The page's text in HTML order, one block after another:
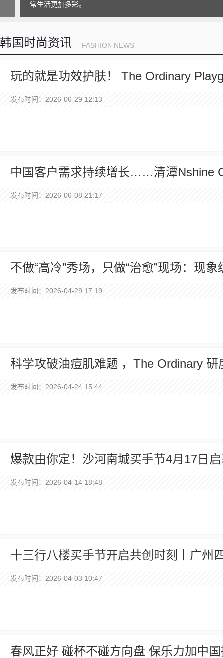
常生活更加多彩。
韩国时尚资讯 FASHION NEWS
玩的就是功效护肤！ The Ordinary
发布时间：2026-06-29 12:13
中国客户需求持续增长……清潭Nshine
发布时间：2026-06-08 21:17
不做“高冷”秀场，只做“治愈”现场：现
发布时间：2026-04-29 17:19
科学攻破油痘肌难题 ，The Ordinary
发布时间：2026-04-24 15:44
爆款由你定！沙河南城买手节4月17日
发布时间：2026-04-14 18:48
十三行八楼买手节开启共创时刻丨广州
发布时间：2026-04-03 10:47
春风正好 碰杯不碰方向盘 保乐力加中